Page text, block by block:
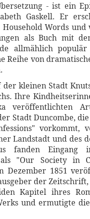
- ist ein
Gaskell. Er
Words und
als Buch mit
allmählich
Reihe von
kleinen Stadt
Ihre
veröffentlichten
Stadt Duncombe,
vorkommt,
Landstadt und des
fanden
als "Our Society in
Dezember 1851
der Zeitschrift,
Kapitel ihres
und ermutigte